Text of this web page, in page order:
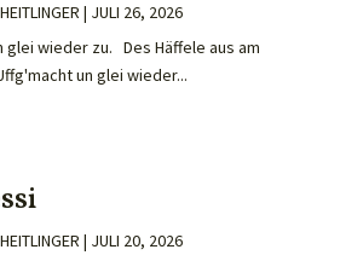
| JULI 26, 2026
glei wieder zu. Des Häffele aus am
un glei wieder...
| JULI 20, 2026